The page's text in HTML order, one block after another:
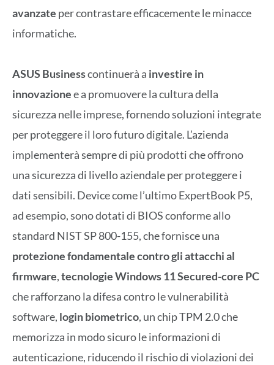
avanzate per contrastare efficacemente le minacce
informatiche.
ASUS Businesscontinuerà a investire in
innovazionee a promuovere la cultura della
sicurezza nelle imprese, fornendo soluzioni integrate
per proteggere il loro futuro digitale. L’azienda
implementerà sempre di più prodotti che offrono
una sicurezza di livello aziendale per proteggere i
dati sensibili. Device come l’ultimo ExpertBook P5,
ad esempio, sono dotati di BIOS conforme allo
standard NIST SP 800-155, che fornisce una
protezione fondamentale contro gli attacchi al
firmware,tecnologie Windows 11 Secured-core PC
che rafforzano la difesa contro le vulnerabilità
software, login biometrico, un chip TPM 2.0 che
memorizza in modo sicuro le informazioni di
autenticazione, riducendo il rischio di violazioni dei